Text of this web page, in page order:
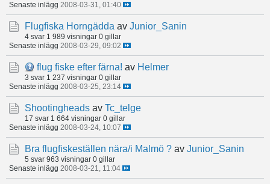
Senaste inlägg 2008-03-31, 01:40
Flugfiska Horngädda av Junior_Sanin
4 svar 1 989 visningar 0 gillar
Senaste inlägg 2008-03-29, 09:02
flug fiske efter färna! av Helmer
3 svar 1 237 visningar 0 gillar
Senaste inlägg 2008-03-25, 23:14
Shootingheads av Tc_telge
17 svar 1 664 visningar 0 gillar
Senaste inlägg 2008-03-24, 10:07
Bra flugfiskeställen nära/i Malmö ? av Junior_Sanin
5 svar 963 visningar 0 gillar
Senaste inlägg 2008-03-21, 11:04